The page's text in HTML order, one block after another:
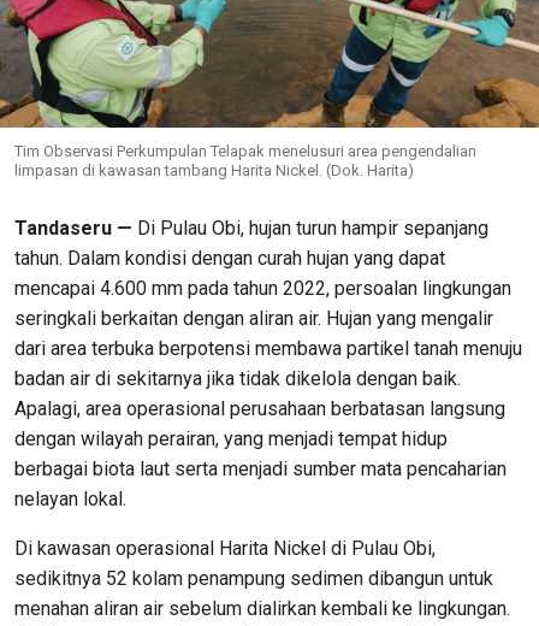
Tim Observasi Perkumpulan Telapak menelusuri area pengendalian
limpasan di kawasan tambang Harita Nickel. (Dok. Harita)
Tandaseru — Di Pulau Obi, hujan turun hampir sepanjang
tahun. Dalam kondisi dengan curah hujan yang dapat
mencapai 4.600 mm pada tahun 2022, persoalan lingkungan
seringkali berkaitan dengan aliran air. Hujan yang mengalir
dari area terbuka berpotensi membawa partikel tanah menuju
badan air di sekitarnya jika tidak dikelola dengan baik.
Apalagi, area operasional perusahaan berbatasan langsung
dengan wilayah perairan, yang menjadi tempat hidup
berbagai biota laut serta menjadi sumber mata pencaharian
nelayan lokal.
Di kawasan operasional Harita Nickel di Pulau Obi,
sedikitnya 52 kolam penampung sedimen dibangun untuk
menahan aliran air sebelum dialirkan kembali ke lingkungan.